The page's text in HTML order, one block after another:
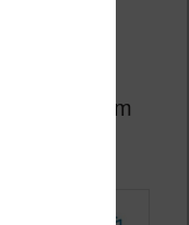
(PC)